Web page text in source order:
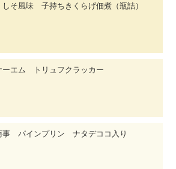
そ風味 子持ちきくらげ佃煮（瓶詰）
ーエム トリュフクラッカー
事 パインプリン ナタデココ入り